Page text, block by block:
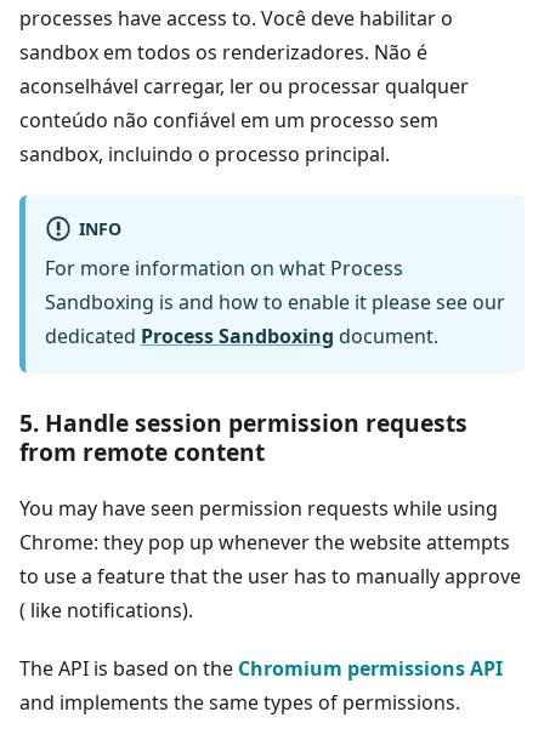
processes have access to. Você deve habilitar o
sandbox em todos os renderizadores. Não é
aconselhável carregar, ler ou processar qualquer
conteúdo não confiável em um processo sem
sandbox, incluindo o processo principal.
INFO
For more information on what Process
Sandboxing is and how to enable it please see our
dedicated Process Sandboxing document.
5. Handle session permission requests
from remote content
You may have seen permission requests while using
Chrome: they pop up whenever the website attempts
to use a feature that the user has to manually approve
( like notifications).
The API is based on the Chromium permissions API
and implements the same types of permissions.